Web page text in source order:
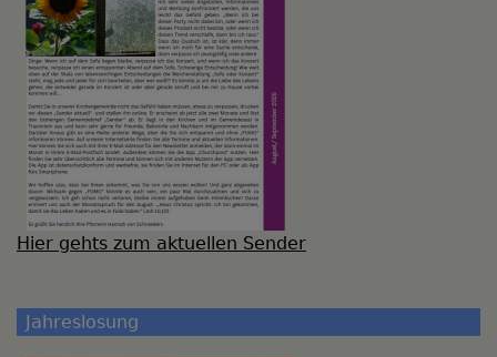
Hier gehts zum aktuellen Sender
Jahreslosung